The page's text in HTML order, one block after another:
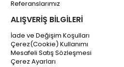
Referanslarımız
ALIŞVERİŞ BİLGİLERİ
İade ve Değişim Koşulları
Çerez(Cookie) Kullanımı
Mesafeli Satış Sözleşmesi
Çerez Ayarları